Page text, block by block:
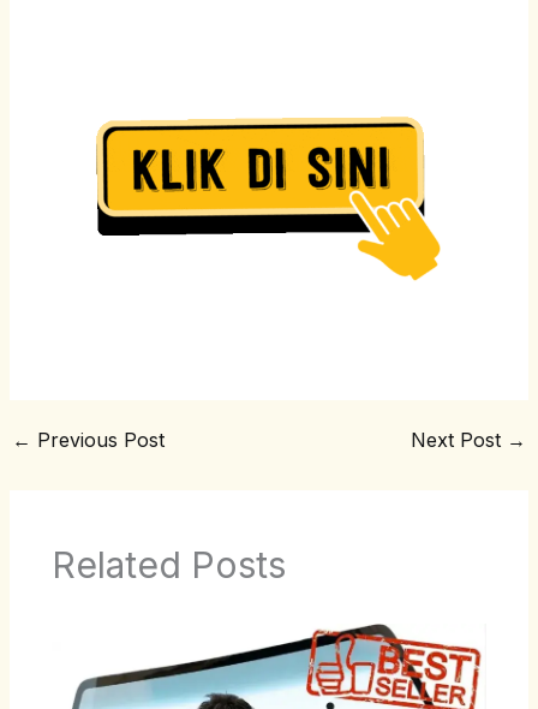
← Previous Post Next Post →
Related Posts